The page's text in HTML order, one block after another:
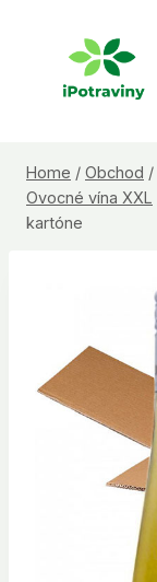
Home / Obchod /
Ovocné vína XXL
kartóne